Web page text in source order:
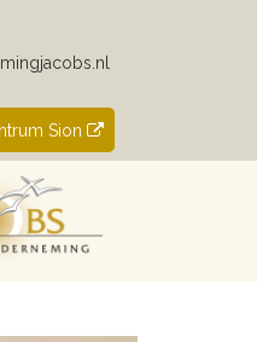
Sion